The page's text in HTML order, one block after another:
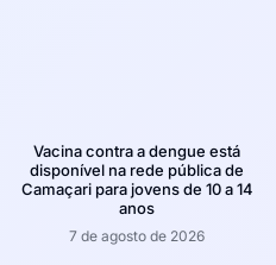
Vacina contra a dengue está
disponível na rede pública de
Camaçari para jovens de 10 a 14
anos
7 de agosto de 2026